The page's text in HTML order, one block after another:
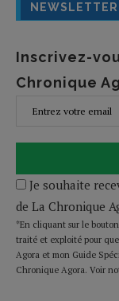
Inscrivez-
Chronique
Je souhaite
de La Chronique
*En cliquant sur le
traité et exploité pour
Agora et mon Guide
Chronique Agora. Voir